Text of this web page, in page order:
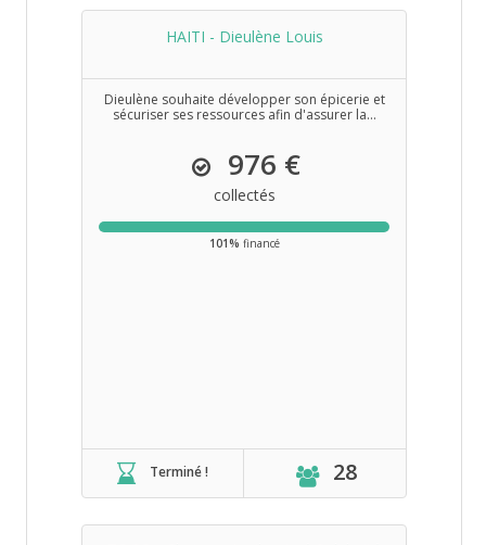
HAITI - Dieulène Louis
Dieulène souhaite développer son épicerie et
sécuriser ses ressources afin d'assurer la...
976 €
collectés
101% financé
Terminé ! 28